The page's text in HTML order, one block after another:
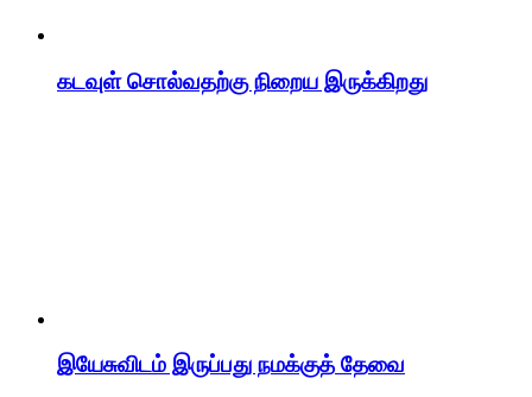
கடவுள் சொல்வதற்கு நிறைய இருக்கிறது
இயேசுவிடம் இருப்பது நமக்குத் தேவை